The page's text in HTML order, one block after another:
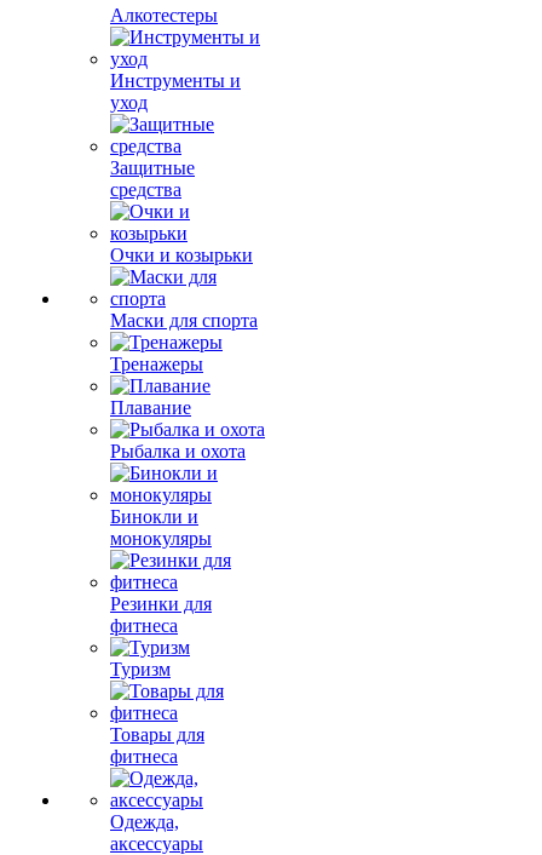
Алкотестеры
Инструменты и
уход
Защитные
средства
Очки и козырьки
Маски для спорта
Тренажеры
Плавание
Рыбалка и охота
Бинокли и
монокуляры
Резинки для
фитнеса
Туризм
Товары для
фитнеса
Одежда,
аксессуары